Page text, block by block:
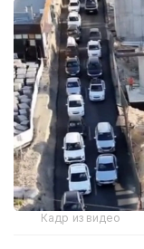
Кадр из видео